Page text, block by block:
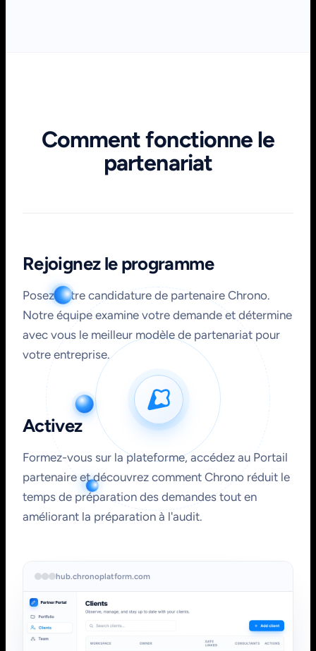
Comment fonctionne le
partenariat
Rejoignez le programme
Posez votre candidature de partenaire Chrono.
Notre équipe examine votre demande et détermine
avec vous le meilleur modèle de partenariat pour
votre entreprise.
Activez
Formez-vous sur la plateforme, accédez au Portail
partenaire et découvrez comment Chrono réduit le
temps de préparation des demandes tout en
améliorant la préparation à l'audit.
hub.chronoplatform.com